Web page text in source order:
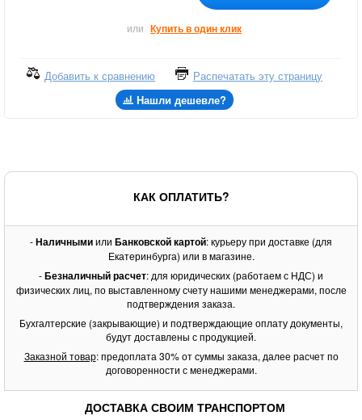
или Купить в один клик
Добавить к сравнению
Распечатать эту страницу
Нашли дешевле?
КАК ОПЛАТИТЬ?
-Наличнымиили Банковской картой: курьеру при доставке (для
Екатеринбурга) или в магазине.
-Безналичный расчет: для юридических (работаем с НДС) и
физических лиц, по выставленному счету нашими менеджерами, после
подтверждения заказа.
Бухгалтерские (закрывающие) и подтверждающие оплату документы,
будут доставлены с продукцией.
Заказной товар: предоплата 30% от суммы заказа, далее расчет по
договоренности с менеджерами.
ДОСТАВКА СВОИМ ТРАНСПОРТОМ